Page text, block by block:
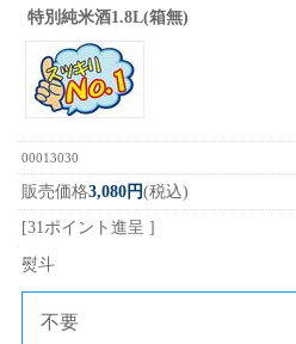
特別純米酒1.8L(箱無)
00013030
販売価格3,080円(税込)
[31ポイント進呈 ]
熨斗